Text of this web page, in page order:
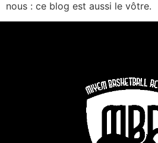
nous : ce blog est aussi le vôtre.